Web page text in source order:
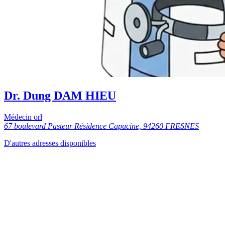
Dr. Dung DAM HIEU
Médecin orl
67 boulevard Pasteur Résidence Capucine, 94260 FRESNES
D'autres adresses disponibles